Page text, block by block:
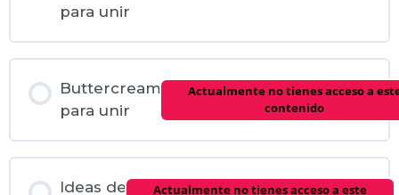
para unir
Buttercream
para unir
Actualmente no tienes acceso a
contenido
Ideas de
Actualmente no tienes acceso a este